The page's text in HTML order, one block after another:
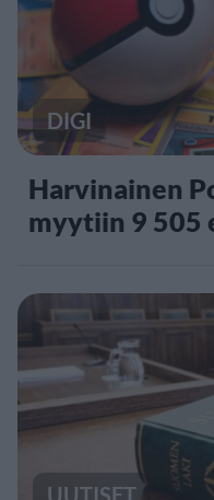
DIGI
Harvinainen
myytiin 9 505